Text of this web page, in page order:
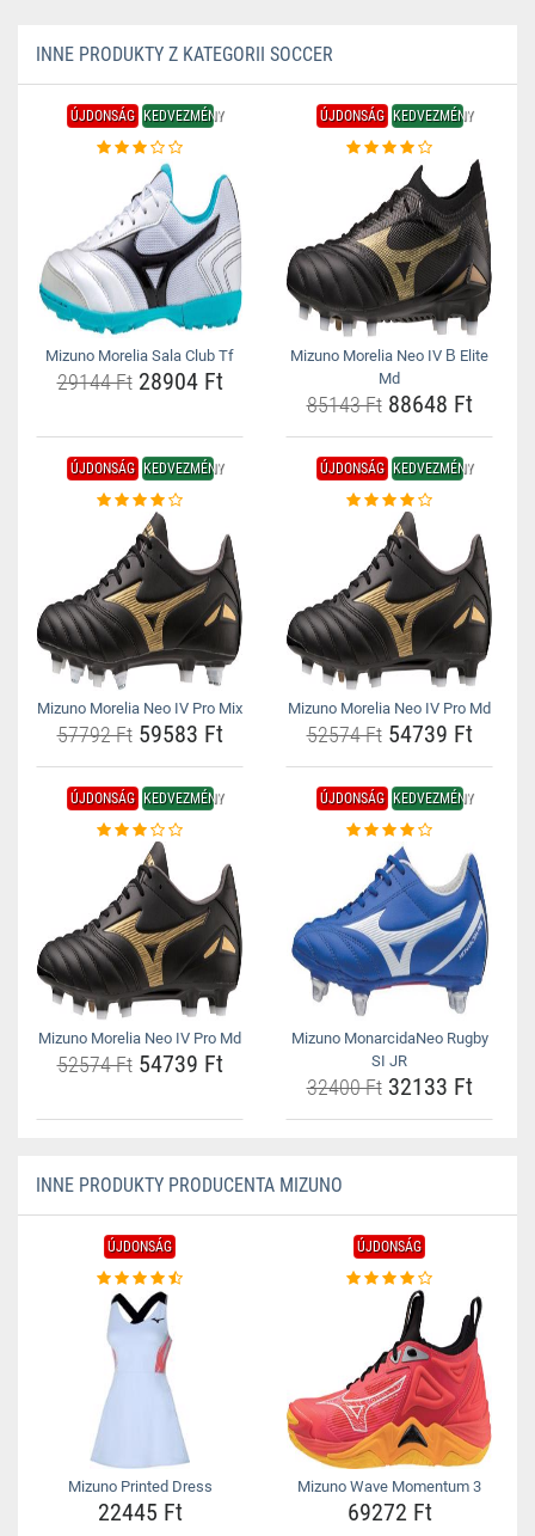
INNE PRODUKTY Z KATEGORII SOCCER
ÚJDONSÁG KEDVEZMÉNY
Mizuno Morelia Sala Club Tf
29144 Ft28904 Ft
ÚJDONSÁG KEDVEZMÉNY
Mizuno Morelia Neo IV Β Elite
Md
85143 Ft88648 Ft
ÚJDONSÁG KEDVEZMÉNY
Mizuno Morelia Neo IV Pro Mix
57792 Ft59583 Ft
ÚJDONSÁG KEDVEZMÉNY
Mizuno Morelia Neo IV Pro Md
52574 Ft54739 Ft
ÚJDONSÁG KEDVEZMÉNY
Mizuno Morelia Neo IV Pro Md
52574 Ft54739 Ft
ÚJDONSÁG KEDVEZMÉNY
Mizuno MonarcidaNeo Rugby
SI JR
32400 Ft32133 Ft
INNE PRODUKTY PRODUCENTA MIZUNO
ÚJDONSÁG
Mizuno Printed Dress
22445 Ft
ÚJDONSÁG
Mizuno Wave Momentum 3
69272 Ft